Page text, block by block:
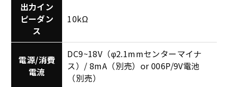
出力イン
ピーダン
ス
10kΩ
電源/消費
電流
DC9~18V（φ2.1mmセンターマイナ
ス）/ 8mA（別売）or 006P/9V電池
（別売）